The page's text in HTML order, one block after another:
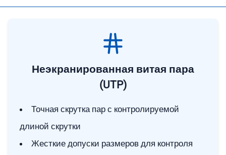
Неэкранированная витая пара
(UTP)
Точная скрутка пар с контролируемой
длиной скрутки
Жесткие допуски размеров для контроля